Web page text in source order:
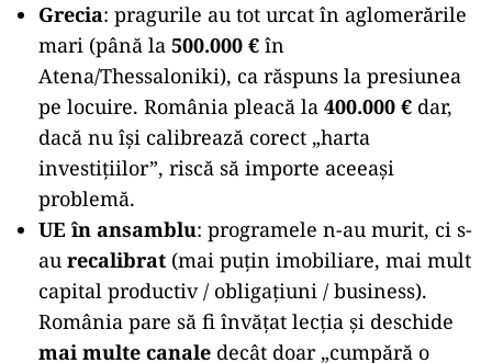
Grecia: pragurile au tot urcat în aglomerările
mari (până la 500.000 € în
Atena/Thessaloniki), ca răspuns la presiunea
pe locuire. România pleacă la 400.000 € dar,
dacă nu își calibrează corect „harta
investițiilor”, riscă să importe aceeași
problemă.
UE în ansamblu: programele n-au murit, ci s-
au recalibrat (mai puțin imobiliare, mai mult
capital productiv / obligațiuni / business).
România pare să fi învățat lecția și deschide
mai multe canale decât doar „cumpără o